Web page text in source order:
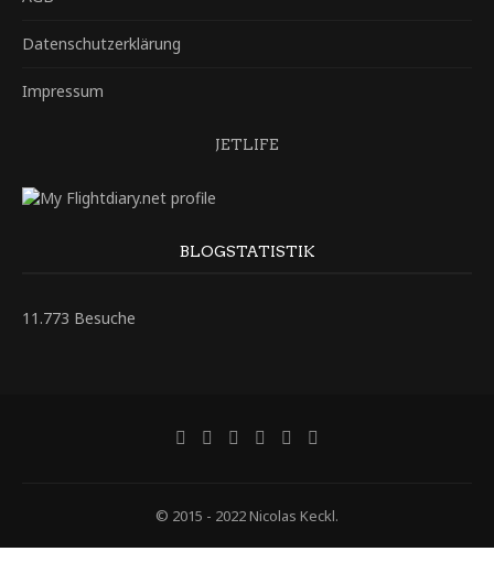
Datenschutzerklärung
Impressum
JETLIFE
BLOGSTATISTIK
11.773 Besuche
© 2015 - 2022 Nicolas Keckl.